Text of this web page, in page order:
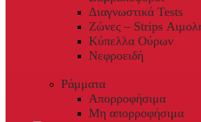
Διαγνωστικά Tests
Ζώνες – Strips
Κύπελλα Ούρων
Νεφροειδή
Ράμματα
Απορροφήσιμα
Μη απορροφήσιμα